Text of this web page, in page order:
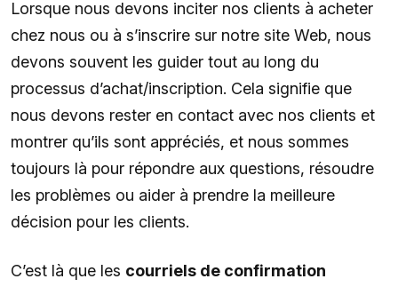
Lorsque nous devons inciter nos clients à acheter
chez nous ou à s’inscrire sur notre site Web, nous
devons souvent les guider tout au long du
processus d’achat/inscription. Cela signifie que
nous devons rester en contact avec nos clients et
montrer qu’ils sont appréciés, et nous sommes
toujours là pour répondre aux questions, résoudre
les problèmes ou aider à prendre la meilleure
décision pour les clients.
C’est là que les courriels de confirmation